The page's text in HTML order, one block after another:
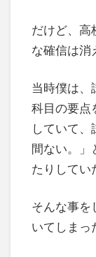
だけど、高
な確信は消
当時僕は、
科目の要点
していて
間ない。」
たりしてい
そんな事を
いてしまっ